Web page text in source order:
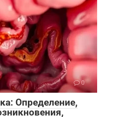
0
Определение,